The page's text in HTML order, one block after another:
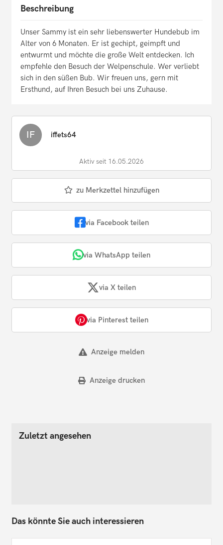
Beschreibung
Unser Sammy ist ein sehr liebenswerter Hundebub im
Alter von 6 Monaten. Er ist gechipt, geimpft und
entwurmt und möchte die große Welt entdecken. Ich
empfehle den Besuch der Welpenschule. Wer verliebt
sich in den süßen Bub. Wir freuen uns, gern mit
Ersthund, auf Ihren Besuch bei uns Zuhause.
IF iffets64
Aktiv seit 16.05.2026
zu Merkzettel hinzufügen
via Facebook teilen
via WhatsApp teilen
via X teilen
via Pinterest teilen
Anzeige melden
Anzeige drucken
Zuletzt angesehen
Das könnte Sie auch interessieren